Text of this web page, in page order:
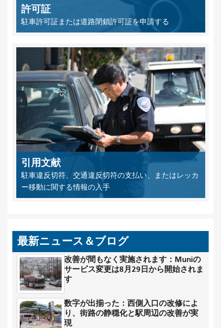
許可証
駐車許可証または道路閉鎖許可証を申請する
引用文献
駐車違反切符、交通違反切符の支払い、またはレッカ
ー移動に関する情報の入手
最新ニュース＆ブログ
改善が間もなく実施されます：Muniの
サービス変更は8月29日から開始されま
す
数字が出揃った：西側入口の改修によ
り、街路の静穏化と駅周辺の改善が実
現